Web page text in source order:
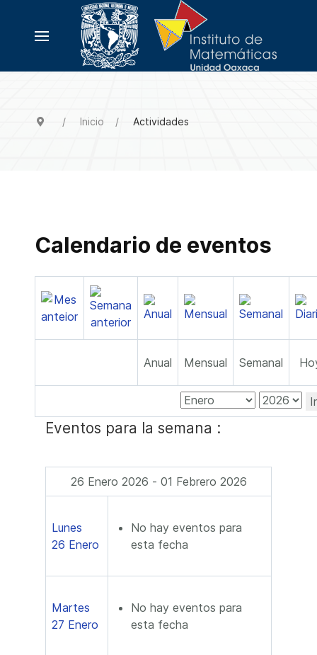
Inicio Actividades
Calendario de eventos
Anual Mensual Semanal
Eventos para la semana :
26 Enero 2026 - 01 Febrero 2026
Lunes
26 Enero
No hay eventos para
esta fecha
Martes
27 Enero
No hay eventos para
esta fecha